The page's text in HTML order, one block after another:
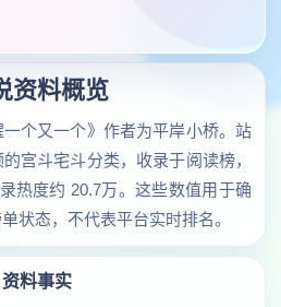
资料概览
一个又一个》作者为平岸小桥。站
宫斗宅斗分类，收录于阅读榜，
热度约 20.7万。这些数值用于确
状态，不代表平台实时排名。
资料事实